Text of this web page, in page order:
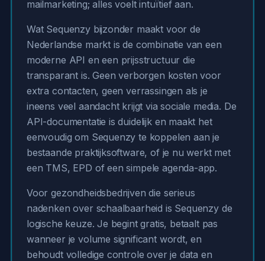
mailmarketing; alles voelt intuïtief aan.
Wat Sequenzy bijzonder maakt voor de
Nederlandse markt is de combinatie van een
moderne API en een prijsstructuur die
transparant is. Geen verborgen kosten voor
extra contacten, geen verrassingen als je
ineens veel aandacht krijgt via sociale media. De
API-documentatie is duidelijk en maakt het
eenvoudig om Sequenzy te koppelen aan je
bestaande praktijksoftware, of je nu werkt met
een TMS, EPD of een simpele agenda-app.
Voor gezondheidsbedrijven die serieus
nadenken over schaalbaarheid is Sequenzy de
logische keuze. Je begint gratis, betaalt pas
wanneer je volume significant wordt, en
behoudt volledige controle over je data en